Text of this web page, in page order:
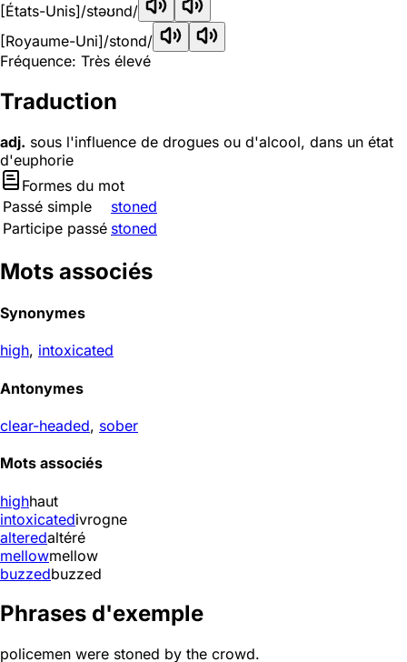
[États-Unis]/stəʊnd/
[Royaume-Uni]/stond/
Fréquence: Très élevé
Traduction
adj. sous l'influence de drogues ou d'alcool, dans un état
d'euphorie
Formes du mot
Passé simple
stoned
Participe passé stoned
Mots associés
Synonymes
high, intoxicated
Antonymes
clear-headed, sober
Mots associés
highhaut
intoxicatedivrogne
alteredaltéré
mellowmellow
buzzedbuzzed
Phrases d'exemple
policemen were stoned by the crowd.